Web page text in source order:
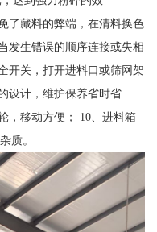
了藏料的弊端，在清料换色
发生错误的顺序连接或失相
开关，打开进料口或筛网架
设计，维护保养省时省
，移动方便； 10、进料箱
质。